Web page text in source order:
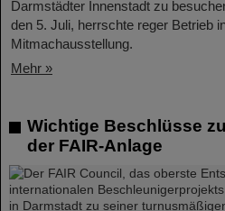
Darmstädter Innenstadt zu
den 5. Juli, herrschte reger Betrieb
Mitmachausstellung.
Mehr »
Wichtige Beschlüsse
der FAIR-Anlage